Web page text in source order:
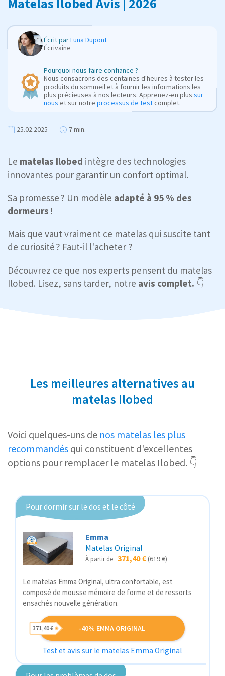
Écrit parLuna Dupont
Écrivaine
Pourquoi nous faire confiance ?
Nous consacrons des centaines d'heures à tester les
produits du sommeil et à fournir les informations les
plus précieuses à nos lecteurs. Apprenez-en plus sur
nous et sur notre processus de testcomplet.
25.02.2025 7 min.
Le matelas Ilobed intègre des technologies
innovantes pour garantir un confort optimal.
Sa promesse ? Un modèle adapté à 95 % des
dormeurs !
Mais que vaut vraiment ce matelas qui suscite tant
de curiosité ? Faut-il l'acheter ?
Découvrez ce que nos experts pensent du matelas
Ilobed. Lisez, sans tarder, notre avis complet. 👇
Les meilleures alternatives au
matelas Ilobed
Voici quelques-uns de nos matelas les plus
recommandés qui constituent d'excellentes
options pour remplacer le matelas Ilobed. 👇
Pour dormir sur le dos et le côté
Emma
Matelas Original
À partir de 371,40 €(619 €)
Le matelas Emma Original, ultra confortable, est
composé de mousse mémoire de forme et de ressorts
ensachés nouvelle génération.
-40% EMMA ORIGINAL
371,40 €
Test et avis sur le matelas Emma Original